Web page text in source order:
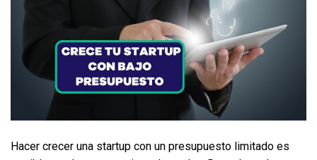
Hacer crecer una startup con un presupuesto limitado es